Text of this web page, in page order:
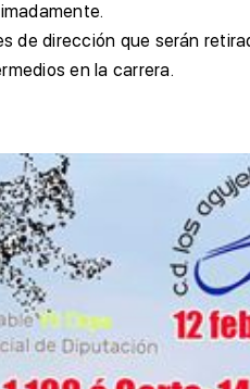
dirección que serán
en la carrera.